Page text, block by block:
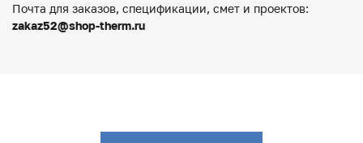
Почта для заказов, спецификации, смет и проектов:
zakaz52@shop-therm.ru